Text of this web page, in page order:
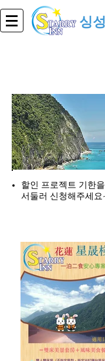
싱
할인 프로젝트 기한
서둘러 신청해주세요